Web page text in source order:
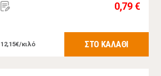
0,79 €
12,15€/κιλό ΣΤΟ ΚΑΛΑΘΙ